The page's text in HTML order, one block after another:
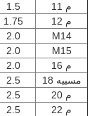
م 11
1.5
م 12
1.75
M14
2.0
M15
2.0
م 16
2.0
مسييه 18
2.5
م 20
2.5
م 22
2.5